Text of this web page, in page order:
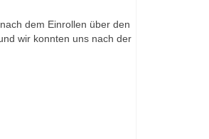
dem Einrollen über den
wir konnten uns nach der